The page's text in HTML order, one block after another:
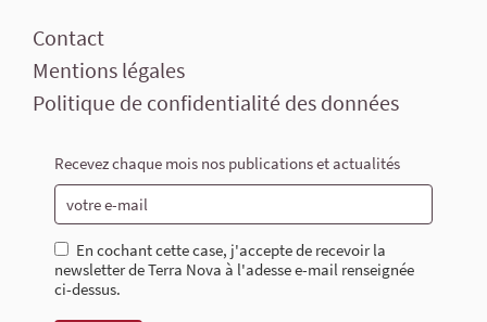
Contact
Mentions légales
Politique de confidentialité des données
Recevez chaque mois nos publications et actualités
En cochant cette case, j'accepte de recevoir la
newsletter de Terra Nova à l'adesse e-mail renseignée
ci-dessus.